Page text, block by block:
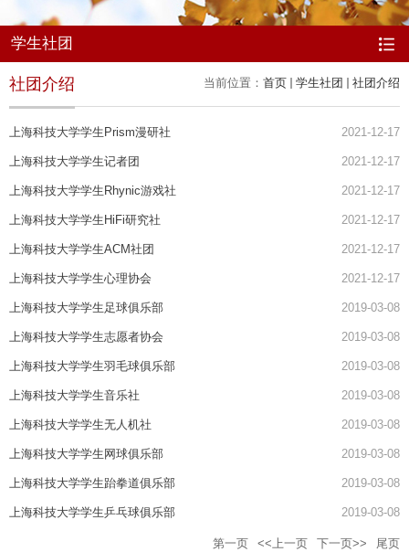
学生社团
当前位置： 首页 学生社团 社团介绍
社团介绍
上海科技大学学生Prism漫研社 2021-12-17
上海科技大学学生记者团 2021-12-17
上海科技大学学生Rhynic游戏社 2021-12-17
上海科技大学学生HiFi研究社 2021-12-17
上海科技大学学生ACM社团 2021-12-17
上海科技大学学生心理协会 2021-12-17
上海科技大学学生足球俱乐部 2019-03-08
上海科技大学学生志愿者协会 2019-03-08
上海科技大学学生羽毛球俱乐部 2019-03-08
上海科技大学学生音乐社 2019-03-08
上海科技大学学生无人机社 2019-03-08
上海科技大学学生网球俱乐部 2019-03-08
上海科技大学学生跆拳道俱乐部 2019-03-08
上海科技大学学生乒乓球俱乐部 2019-03-08
第一页 <<上一页 下一页>> 尾页